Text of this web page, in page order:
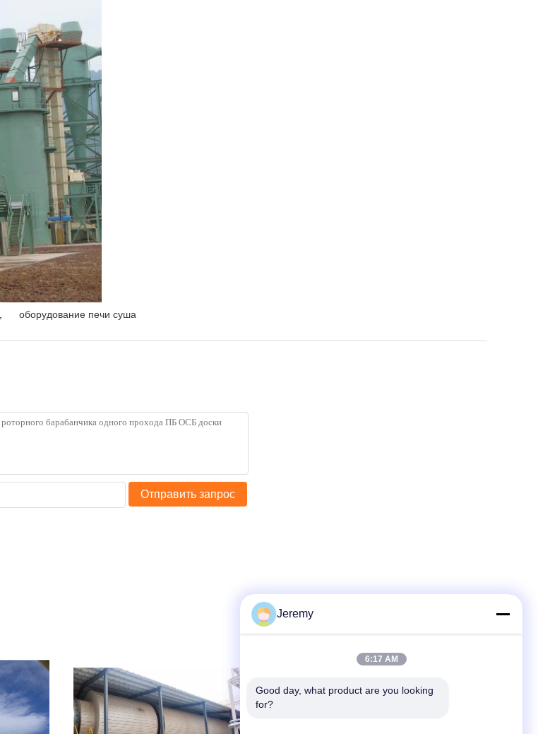
оборудование печи суша
Отправить запрос
Jeremy
6:17 AM
Good day, what product are you looking
for?